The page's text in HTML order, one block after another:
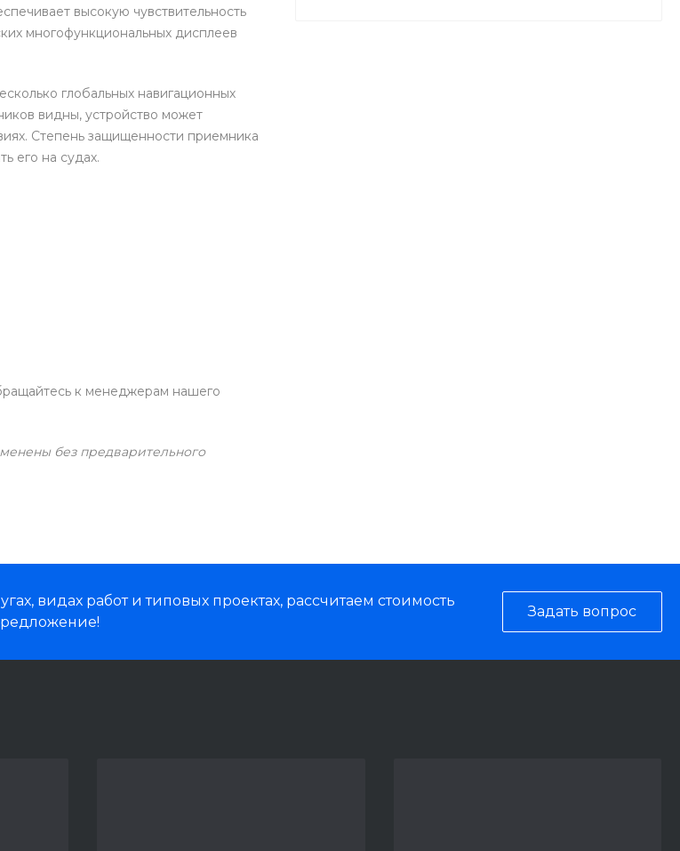
высокую чувствительность
многофункциональных дисплеев
глобальных навигационных
видны, устройство может
Степень защищенности приемника
его на судах.
к менеджерам нашего
без предварительного
видах работ и типовых проектах, рассчитаем стоимость
Задать вопрос